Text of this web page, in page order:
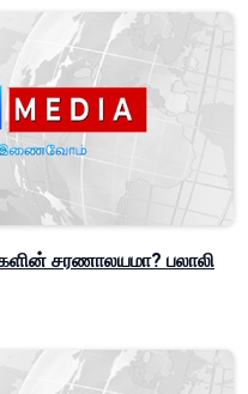
சரணாலயமா? பலாலி